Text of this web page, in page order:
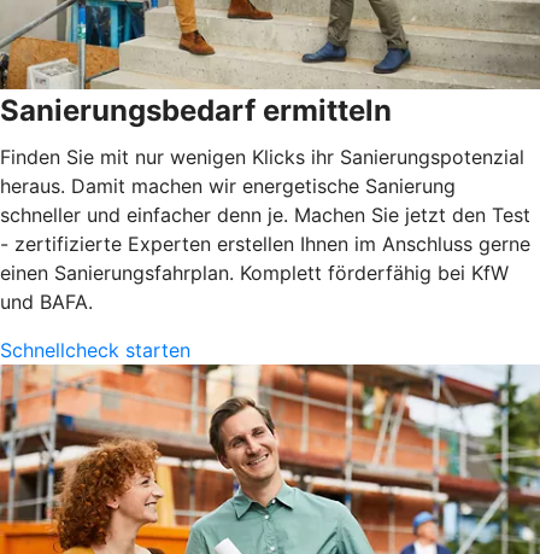
Sanierungsbedarf ermitteln
Finden Sie mit nur wenigen Klicks ihr Sanierungspotenzial
heraus. Damit machen wir energetische Sanierung
schneller und einfacher denn je. Machen Sie jetzt den Test
- zertifizierte Experten erstellen Ihnen im Anschluss gerne
einen Sanierungsfahrplan. Komplett förderfähig bei KfW
und BAFA.
Schnellcheck starten